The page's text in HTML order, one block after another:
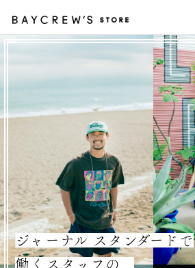
ジャーナル スタンダードで
働くスタッフの、